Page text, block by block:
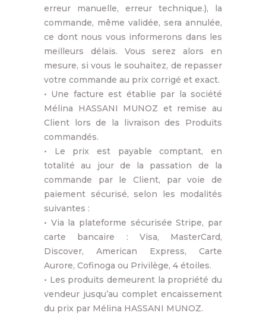
erreur manuelle, erreur technique.), la
commande, même validée, sera annulée,
ce dont nous vous informerons dans les
meilleurs délais. Vous serez alors en
mesure, si vous le souhaitez, de repasser
votre commande au prix corrigé et exact.
• Une facture est établie par la société
Mélina HASSANI MUNOZ et remise au
Client lors de la livraison des Produits
commandés.
• Le prix est payable comptant, en
totalité au jour de la passation de la
commande par le Client, par voie de
paiement sécurisé, selon les modalités
suivantes :
• Via la plateforme sécurisée Stripe, par
carte bancaire : Visa, MasterCard,
Discover, American Express, Carte
Aurore, Cofinoga ou Privilège, 4 étoiles.
• Les produits demeurent la propriété du
vendeur jusqu’au complet encaissement
du prix par Mélina HASSANI MUNOZ.